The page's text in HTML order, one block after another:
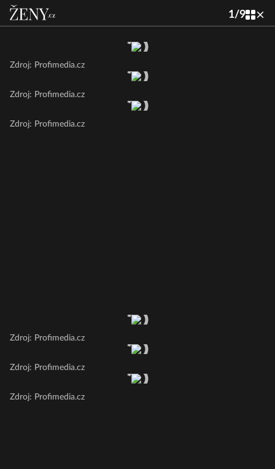
1/9
Zdroj: Profimedia.cz
Zdroj: Profimedia.cz
Zdroj: Profimedia.cz
Zdroj: Profimedia.cz
Zdroj: Profimedia.cz
Zdroj: Profimedia.cz